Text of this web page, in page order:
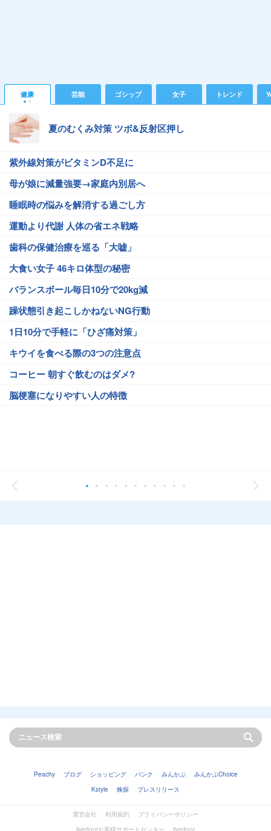
健康 芸能 ゴシップ 女子 トレンド
夏のむくみ対策 ツボ&反射区押し
紫外線対策がビタミンD不足に
母が娘に減量強要→家庭内別居へ
睡眠時の悩みを解消する過ごし方
運動より代謝 人体の省エネ戦略
歯科の保健治療を巡る「大嘘」
大食い女子 46キロ体型の秘密
バランスボール毎日10分で20kg減
躁状態引き起こしかねないNG行動
1日10分で手軽に「ひざ痛対策」
キウイを食べる際の3つの注意点
コーヒー 朝すぐ飲むのはダメ?
脳梗塞になりやすい人の特徴
Peachy ブログ ショッピング バンク みんかぶ
みんかぶChoice
Kstyle
株探 プレスリリース
運営会社 利用規約
プライバシーポリシー
livedoorお客様サポートセンター
livedoor